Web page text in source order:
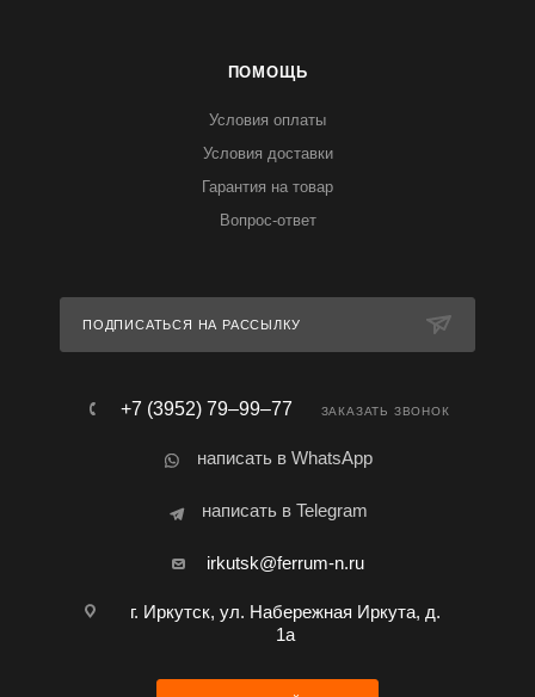
ПОМОЩЬ
Условия оплаты
Условия доставки
Гарантия на товар
Вопрос-ответ
ПОДПИСАТЬСЯ НА РАССЫЛКУ
+7 (3952) 79‒99‒77 ЗАКАЗАТЬ ЗВОНОК
написать в WhatsApp
написать в Telegram
irkutsk@ferrum-n.ru
г. Иркутск, ул. Набережная Иркута, д.
1а